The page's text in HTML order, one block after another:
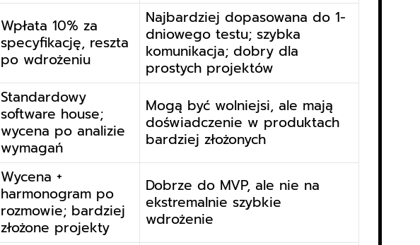
Wpłata 10% za
specyfikację, reszta
po wdrożeniu
Najbardziej dopasowana do 1-
dniowego testu; szybka
komunikacja; dobry dla
prostych projektów
Standardowy
software house;
wycena po analizie
wymagań
Mogą być wolniejsi, ale mają
doświadczenie w produktach
bardziej złożonych
Wycena +
harmonogram po
rozmowie; bardziej
złożone projekty
Dobrze do MVP, ale nie na
ekstremalnie szybkie
wdrożenie